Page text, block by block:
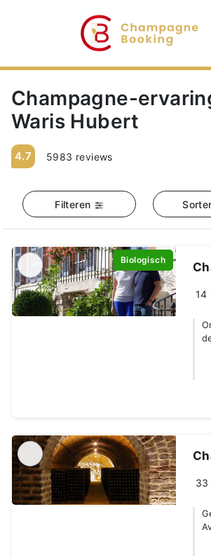
Champagne-
Waris Hubert
4.7 5983 reviews
Filteren
Biologisch
14
33